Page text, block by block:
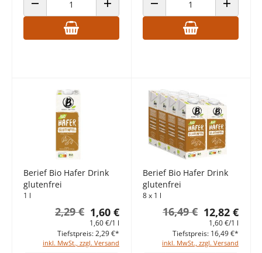
ANZAHL VERRINGERN ANZAHL ERHÖHENANZAHL VERRINGERN ANZAHL
Berief Bio Hafer Drink
glutenfrei
1 l
1,60 €
2,29 €
1,60 €/1 l
inkl. MwSt., zzgl. Versand
Tiefstpreis: 2,29 €*
Berief Bio Hafer Drink
glutenfrei
8 x 1 l
12,82 €
16,49 €
1,60 €/1 l
inkl. MwSt., zzgl. Versand
Tiefstpreis: 16,49 €*